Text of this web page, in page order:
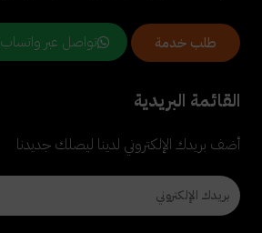
طلب خدمة تواصل عبر واتساب
القائمة البريدية
أضف بريدك الإلكتروني لدينا ليصلك جديدنا